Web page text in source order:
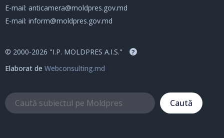
E-mail: anticamera@moldpres.gov.md
E-mail: inform@moldpres.gov.md
© 2000-2026 "I.P. MOLDPRES A.I.S." ?
Elaborat de Webconsulting.md
Caută